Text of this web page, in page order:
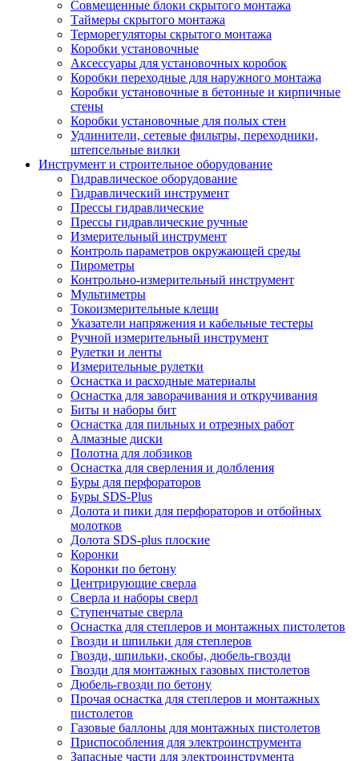
Совмещенные блоки скрытого монтажа
Таймеры скрытого монтажа
Терморегуляторы скрытого монтажа
Коробки установочные
Аксессуары для установочных коробок
Коробки переходные для наружного монтажа
Коробки установочные в бетонные и кирпичные
стены
Коробки установочные для полых стен
Удлинители, сетевые фильтры, переходники,
штепсельные вилки
Инструмент и строительное оборудование
Гидравлическое оборудование
Гидравлический инструмент
Прессы гидравлические
Прессы гидравлические ручные
Измерительный инструмент
Контроль параметров окружающей среды
Пирометры
Контрольно-измерительный инструмент
Мультиметры
Токоизмерительные клещи
Указатели напряжения и кабельные тестеры
Ручной измерительный инструмент
Рулетки и ленты
Измерительные рулетки
Оснастка и расходные материалы
Оснастка для заворачивания и откручивания
Биты и наборы бит
Оснастка для пильных и отрезных работ
Алмазные диски
Полотна для лобзиков
Оснастка для сверления и долбления
Буры для перфораторов
Буры SDS-Plus
Долота и пики для перфораторов и отбойных
молотков
Долота SDS-plus плоские
Коронки
Коронки по бетону
Центрирующие сверла
Сверла и наборы сверл
Ступенчатые сверла
Оснастка для степлеров и монтажных пистолетов
Гвозди и шпильки для степлеров
Гвозди, шпильки, скобы, дюбель-гвозди
Гвозди для монтажных газовых пистолетов
Дюбель-гвозди по бетону
Прочая оснастка для степлеров и монтажных
пистолетов
Газовые баллоны для монтажных пистолетов
Приспособления для электроинструмента
Запасные части для электроинструмента